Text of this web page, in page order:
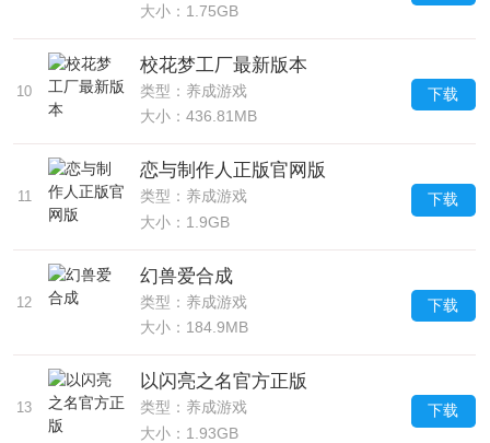
大小：1.75GB
10
校花梦工厂最新版本
类型：养成游戏
大小：436.81MB
下载
11
恋与制作人正版官网版
类型：养成游戏
大小：1.9GB
下载
12
幻兽爱合成
类型：养成游戏
大小：184.9MB
下载
13
以闪亮之名官方正版
类型：养成游戏
大小：1.93GB
下载